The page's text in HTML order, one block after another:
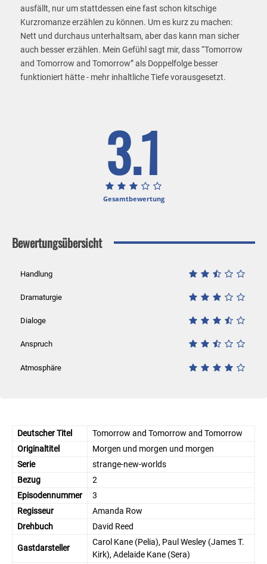
ausfällt, nur um stattdessen eine fast schon kitschige
Kurzromanze erzählen zu können. Um es kurz zu machen:
Nett und durchaus unterhaltsam, aber das kann man sicher
auch besser erzählen. Mein Gefühl sagt mir, dass “Tomorrow
and Tomorrow and Tomorrow” als Doppelfolge besser
funktioniert hätte - mehr inhaltliche Tiefe vorausgesetzt.
3.1
Gesamtbewertung
Bewertungsübersicht
Handlung
Dramaturgie
Dialoge
Anspruch
Atmosphäre
Deutscher Titel
Tomorrow and Tomorrow and Tomorrow
Originaltitel
Morgen und morgen und morgen
Serie
strange-new-worlds
Bezug
2
Episodennummer
3
Regisseur
Amanda Row
Drehbuch
David Reed
Gastdarsteller
Carol Kane (Pelia), Paul Wesley (James T.
Kirk), Adelaide Kane (Sera)